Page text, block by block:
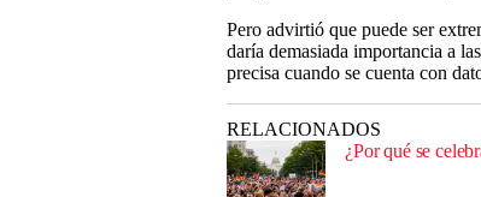
Pero advirtió que puede ser
daría demasiada importancia a
precisa cuando se cuenta con
RELACIONADOS
¿Por qué se